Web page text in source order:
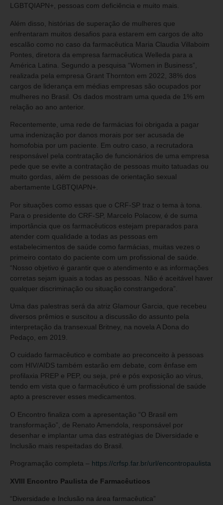
LGBTQIAPN+, pessoas com deficiência e muito mais.
Além disso, histórias de superação de mulheres que
enfrentaram muitos desafios para estarem em cargos de alto
escalão como no caso da farmacêutica Maria Claudia Villaboim
Pontes, diretora da empresa farmacêutica Welleda para a
América Latina. Segundo a pesquisa “Women in Business”,
realizada pela empresa Grant Thornton em 2022, 38% dos
cargos de liderança em médias empresas são ocupados por
mulheres no Brasil. Os dados mostram uma queda de 1% em
relação ao ano anterior.
Recentemente, uma rede de farmácias foi obrigada a pagar
uma indenização por danos morais por ser acusada de
homofobia por um paciente. Em outro caso, a recrutadora
responsável pela contratação de funcionários de uma empresa
pede que se evite a contratação de pessoas muito tatuadas ou
muito gordas, além de pessoas de orientação sexual
abertamente LGBTQIAPN+.
Por situações como essas que o CRF-SP traz o tema à tona.
Para o presidente do CRF-SP, Marcelo Polacow, é de suma
importância que os farmacêuticos estejam preparados para
atender com qualidade a todas as pessoas em
estabelecimentos de saúde como farmácias, muitas vezes o
primeiro contato do paciente com um profissional de saúde.
“Nosso objetivo é garantir que o atendimento e as informações
corretas sejam iguais a todas as pessoas. Não é aceitável haver
qualquer discriminação ou situação constrangedora”.
Uma das palestras será da atriz Glamour Garcia, que recebeu
diversos prêmios e suscitou a discussão do assunto pela
interpretação da transexual Britney, na novela A Dona do
Pedaço, em 2019.
O cuidado farmacêutico e combate ao preconceito à pessoas
com HIV/AIDS também estarão em debate, com ênfase em
profilaxia PREP e PEP, ou seja, pré e pós exposição ao vírus,
tendo em vista que o farmacêutico é um profissional de saúde
apto a prescrever esses medicamentos.
O Encontro finaliza com a apresentação “O Brasil em
transformação”, de Renato Amendola, responsável por
desenhar e implantar uma das estratégias de Diversidade e
Inclusão mais respeitadas do Brasil.
Programação completa – https://crfsp.far.br/url/encontropaulista
XVIII Encontro Paulista de Farmacêuticos
“Diversidade e Inclusão na área farmacêutica”